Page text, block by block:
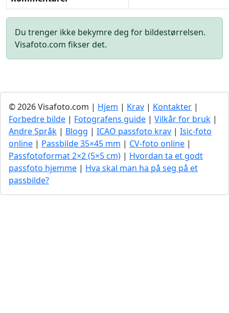
Du trenger ikke bekymre deg for bildestørrelsen.
Visafoto.com fikser det.
© 2026 Visafoto.com | Hjem | Krav | Kontakter |
Forbedre bilde | Fotografens guide | Vilkår for bruk |
Andre Språk | Blogg | ICAO passfoto krav | Isic-foto
online | Passbilde 35×45 mm | CV-foto online |
Passfotoformat 2×2 (5×5 cm) | Hvordan ta et godt
passfoto hjemme | Hva skal man ha på seg på et
passbilde?